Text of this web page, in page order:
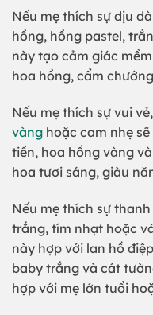
Nếu mẹ thích sự dịu
hồng, hồng pastel,
này tạo cảm giác
hoa hồng, cẩm
Nếu mẹ thích sự vui
vàng hoặc cam nhẹ
tiền, hoa hồng vàng
hoa tươi sáng, giàu
Nếu mẹ thích sự
trắng, tím nhạt hoặc
này hợp với lan hồ
baby trắng và cát
hợp với mẹ lớn tuổi